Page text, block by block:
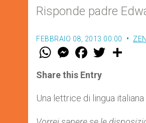
Risponde padre
FEBBRAIO 08, 2013 00:00
W
t
s
p
p
M
e
s
e
g
e
F
a
e
b
o
k
w
r
Share this Entry
Una lettrice di lingua